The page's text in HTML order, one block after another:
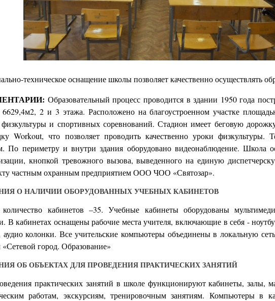
техническое оснащение школы позволяет качественно осуществлять
Образовательный процесс проводится в здании 1950 года
6629,4м2, 2 и 3 этажа. Расположено на благоустроенном участке
и спортивных соревнований. Стадион имеет беговую
Workout, что позволяет проводить качественно уроки физкультуры.
По периметру и внутри здания оборудовано видеонаблюдение. Школа
кнопкой тревожного вызова, выведенного на единую
частным охранным предприятием ООО ЧОО «Святозар».
О НАЛИЧИИ ОБОРУДОВАННЫХ УЧЕБНЫХ КАБИНЕТОВ
кабинетов –35. Учебные кабинеты оборудованы
В кабинетах оснащены рабочие места учителя, включающие в себя -
аудио колонки. Все учительские компьютеры объединены в локальную
город. Образование»
ОБ ОБЪЕКТАХ ДЛЯ ПРОВЕДЕНИЯ ПРАКТИЧЕСКИХ ЗАНЯТИЙ
практических занятий в школе функционируют кабинеты, залы,
работам, экскурсиям, тренировочным занятиям. Компьютеры в